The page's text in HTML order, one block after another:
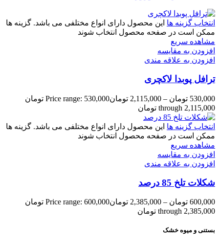
انتخاب گزینه ها این محصول دارای انواع مختلفی می باشد. گزینه ها
ممکن است در صفحه محصول انتخاب شوند
مشاهده سریع
افزودن به مقایسه
افزودن به علاقه مندی
ترافل پوبدا لاکچری
530,000 تومان –
2,115,000 تومان
Price range: 530,000 تومان
through 2,115,000 تومان
انتخاب گزینه ها این محصول دارای انواع مختلفی می باشد. گزینه ها
ممکن است در صفحه محصول انتخاب شوند
مشاهده سریع
افزودن به مقایسه
افزودن به علاقه مندی
شکلات تلخ 85 درصد
600,000 تومان –
2,385,000 تومان
Price range: 600,000 تومان
through 2,385,000 تومان
بستنی و میوه خشک